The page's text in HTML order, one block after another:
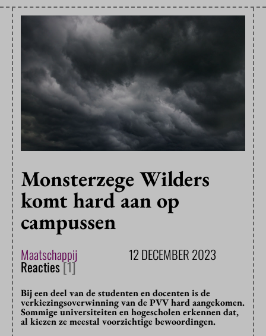
Monsterzege Wilders
komt hard aan op
campussen
Maatschappij 12 DECEMBER 2023
Reacties[1]
Bij een deel van de studenten en docenten is de
verkiezingsoverwinning van de PVV hard aangekomen.
Sommige universiteiten en hogescholen erkennen dat,
al kiezen ze meestal voorzichtige bewoordingen.